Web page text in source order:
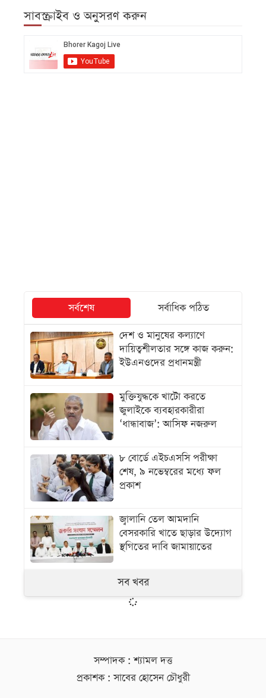
সাবস্ক্রাইব ও অনুসরণ করুন
সর্বশেষ
সর্বাধিক পঠিত
দেশ ও মানুষের কল্যাণে
দায়িত্বশীলতার সঙ্গে কাজ করুন:
ইউএনওদের প্রধানমন্ত্রী
মুক্তিযুদ্ধকে খাটো করতে
জুলাইকে ব্যবহারকারীরা
‘ধান্ধাবাজ’: আসিফ নজরুল
৮ বোর্ডে এইচএসসি পরীক্ষা
শেষ, ৯ নভেম্বরের মধ্যে ফল
প্রকাশ
জ্বালানি তেল আমদানি
বেসরকারি খাতে ছাড়ার উদ্যোগ
স্থগিতের দাবি জামায়াতের
সব খবর
সম্পাদক : শ্যামল দত্ত
প্রকাশক : সাবের হোসেন চৌধুরী